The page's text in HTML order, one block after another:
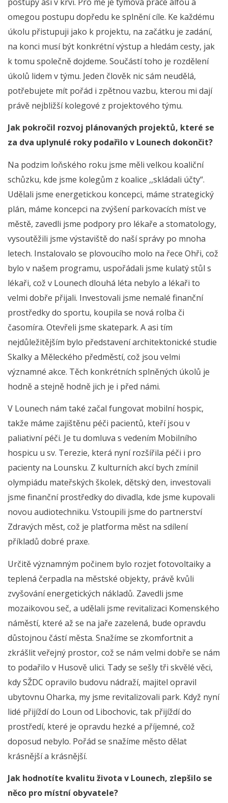
omegou postupu dopředu ke splnění cíle. Ke každému
úkolu přistupuji jako k projektu, na začátku je zadání,
na konci musí být konkrétní výstup a hledám cesty, jak
k tomu společně dojdeme. Součástí toho je rozdělení
úkolů lidem v týmu. Jeden člověk nic sám neudělá,
potřebujete mít pořád i zpětnou vazbu, kterou mi dají
právě nejbližší kolegové z projektového týmu.
Jak pokročil rozvoj plánovaných projektů, které se
za dva uplynulé roky podařilo v Lounech dokončit?
Na podzim loňského roku jsme měli velkou koaliční
schůzku, kde jsme kolegům z koalice ,,skládali účty“.
Udělali jsme energetickou koncepci, máme strategický
plán, máme koncepci na zvýšení parkovacích míst ve
městě, zavedli jsme podpory pro lékaře a stomatology,
vysoutěžili jsme výstaviště do naší správy po mnoha
letech. Instalovalo se plovoucího molo na řece Ohři, což
bylo v našem programu, uspořádali jsme kulatý stůl s
lékaři, což v Lounech dlouhá léta nebylo a lékaři to
velmi dobře přijali. Investovali jsme nemalé finanční
prostředky do sportu, koupila se nová rolba či
časomíra. Otevřeli jsme skatepark. A asi tím
nejdůležitějším bylo představení architektonické studie
Skalky a Měleckého předměstí, což jsou velmi
významné akce. Těch konkrétních splněných úkolů je
hodně a stejně hodně jich je i před námi.
V Lounech nám také začal fungovat mobilní hospic,
takže máme zajištěnu péči pacientů, kteří jsou v
paliativní péči. Je tu domluva s vedením Mobilního
hospicu u sv. Terezie, která nyní rozšířila péči i pro
pacienty na Lounsku. Z kulturních akcí bych zmínil
olympiádu mateřských školek, dětský den, investovali
jsme finanční prostředky do divadla, kde jsme kupovali
novou audiotechniku. Vstoupili jsme do partnerství
Zdravých měst, což je platforma měst na sdílení
příkladů dobré praxe.
Určitě významným počinem bylo rozjet fotovoltaiky a
teplená čerpadla na městské objekty, právě kvůli
zvyšování energetických nákladů. Zavedli jsme
mozaikovou seč, a udělali jsme revitalizaci Komenského
náměstí, které až se na jaře zazelená, bude opravdu
důstojnou částí města. Snažíme se zkomfortnit a
zkrášlit veřejný prostor, což se nám velmi dobře se nám
to podařilo v Husově ulici. Tady se sešly tři skvělé věci,
kdy SŽDC opravilo budovu nádraží, majitel opravil
ubytovnu Oharka, my jsme revitalizovali park. Když nyní
lidé přijíždí do Loun od Libochovic, tak přijíždí do
prostředí, které je opravdu hezké a příjemné, což
doposud nebylo. Pořád se snažíme město dělat
krásnější a krásnější.
Jak hodnotíte kvalitu života v Lounech, zlepšilo se
něco pro místní obyvatele?